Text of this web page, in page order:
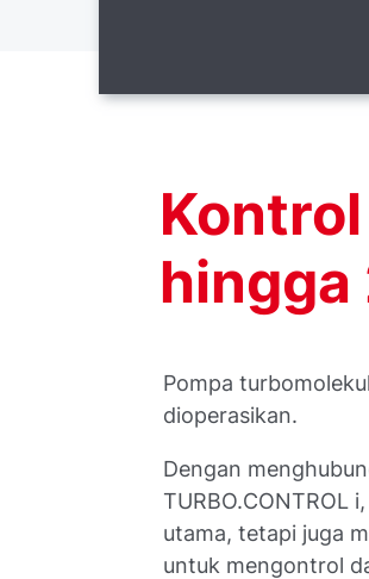
Pompa
dioperasikan.
Dengan
TURBO.CONTROL
utama, tetapi juga
untuk mengontrol